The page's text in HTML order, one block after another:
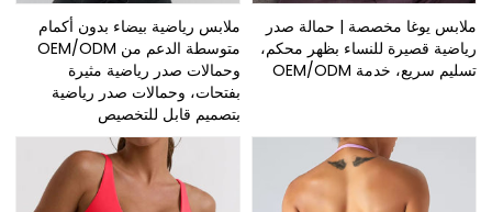
ملابس يوغا مخصصة | حمالة صدر
رياضية قصيرة للنساء بظهر محكم،
تسليم سريع، خدمة OEM/ODM
ملابس رياضية بيضاء بدون أكمام
متوسطة الدعم من OEM/ODM
وحمالات صدر رياضية مثيرة
بفتحات، وحمالات صدر رياضية
بتصميم قابل للتخصيص